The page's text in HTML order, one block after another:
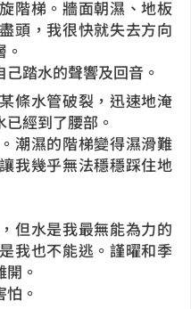
梯。牆面朝濕、地板
頭，我很快就失去方向
踏水的聲響及回音。
水管破裂，迅速地淹
經到了腰部。
濕的階梯變得濕滑難
我幾乎無法穩穩踩住地
水是我最無能為力的
我也不能逃。謹曜和季
。
。